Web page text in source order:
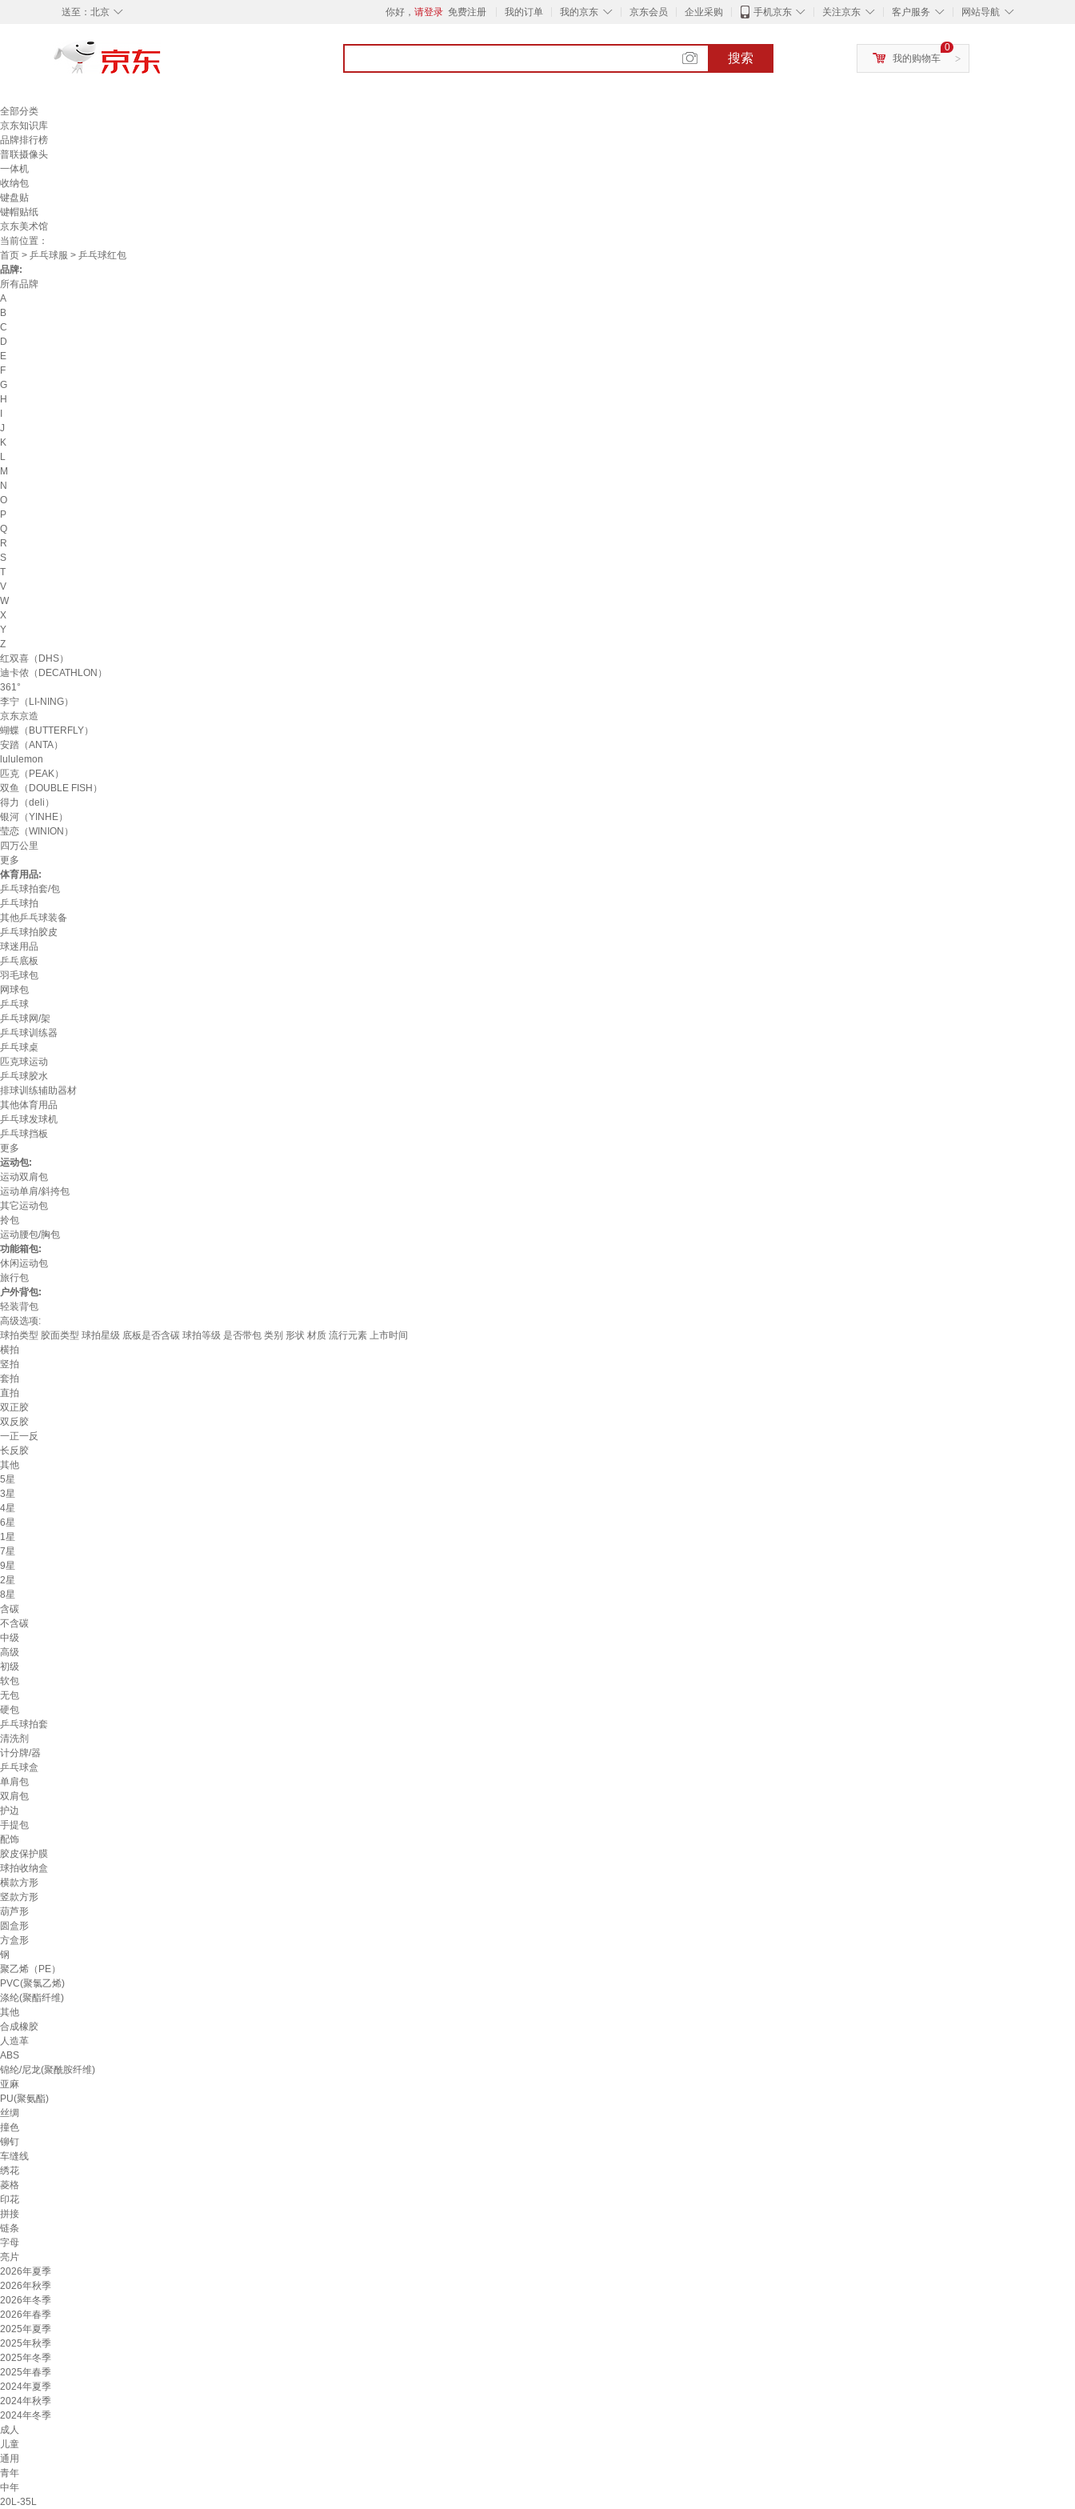
◇
送至： 北京 你好， 请登录 免费注册 我的订单 ◇
我的京东 京东会员 企业采购 ◇
手机京东 ◇
关注京东 ◇
客户服务 ◇
网站导航
搜索 >
0
我的购物车
全部分类
京东知识库
品牌排行榜
普联摄像头
一体机
收纳包
键盘贴
键帽贴纸
京东美术馆
当前位置：
首页 > 乒乓球服 > 乒乓球红包
品牌:
所有品牌
A
B
C
D
E
F
G
H
J
K
L
M
N
O
P
Q
R
S
T
V
W
X
Y
Z
红双喜（DHS）
迪卡侬（DECATHLON）
361°
李宁（LI-NING）
京东京造
蝴蝶（BUTTERFLY）
安踏（ANTA）
lululemon
匹克（PEAK）
双鱼（DOUBLE FISH）
得力（deli）
银河（YINHE）
莹恋（WINION）
四万公里
更多
体育用品:
乒乓球拍套/包
乒乓球拍
其他乒乓球装备
乒乓球拍胶皮
球迷用品
乒乓底板
羽毛球包
网球包
乒乓球
乒乓球网/架
乒乓球训练器
乒乓球桌
匹克球运动
乒乓球胶水
排球训练辅助器材
其他体育用品
乒乓球发球机
乒乓球挡板
更多
运动包:
运动双肩包
运动单肩/斜挎包
其它运动包
拎包
运动腰包/胸包
功能箱包:
休闲运动包
旅行包
户外背包:
轻装背包
高级选项:
球拍类型 胶面类型 球拍星级 底板是否含碳 球拍等级 是否带包 类别 形状 材质 流行元素 上市时间
横拍
竖拍
套拍
直拍
双正胶
双反胶
一正一反
长反胶
其他
5星
3星
4星
6星
1星
7星
9星
2星
8星
含碳
不含碳
中级
高级
初级
软包
无包
硬包
乒乓球拍套
清洗剂
计分牌/器
乒乓球盒
单肩包
双肩包
护边
手提包
配饰
胶皮保护膜
球拍收纳盒
横款方形
竖款方形
葫芦形
圆盒形
方盒形
钢
聚乙烯（PE）
PVC(聚氯乙烯)
涤纶(聚酯纤维)
其他
合成橡胶
人造革
ABS
锦纶/尼龙(聚酰胺纤维)
亚麻
PU(聚氨酯)
丝绸
撞色
铆钉
车缝线
绣花
菱格
印花
拼接
链条
字母
亮片
2026年夏季
2026年秋季
2026年冬季
2026年春季
2025年夏季
2025年秋季
2025年冬季
2025年春季
2024年夏季
2024年秋季
2024年冬季
成人
儿童
通用
青年
中年
20L-35L